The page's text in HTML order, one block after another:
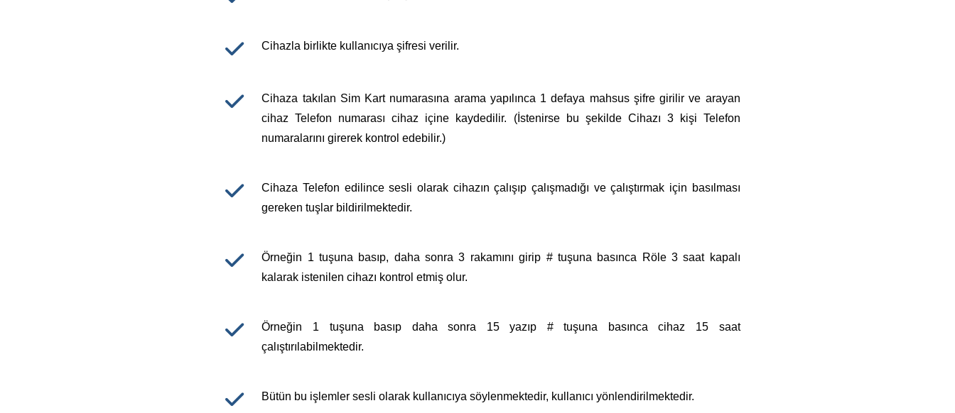
Cihazla birlikte kullanıcıya şifresi verilir.
Cihaza takılan Sim Kart numarasına arama yapılınca 1 defaya mahsus şifre girilir ve arayan
cihaz Telefon numarası cihaz içine kaydedilir. (İstenirse bu şekilde Cihazı 3 kişi Telefon
numaralarını girerek kontrol edebilir.)
Cihaza Telefon edilince sesli olarak cihazın çalışıp çalışmadığı ve çalıştırmak için basılması
gereken tuşlar bildirilmektedir.
Örneğin 1 tuşuna basıp, daha sonra 3 rakamını girip # tuşuna basınca Röle 3 saat kapalı
kalarak istenilen cihazı kontrol etmiş olur.
Örneğin 1 tuşuna basıp daha sonra 15 yazıp # tuşuna basınca cihaz 15 saat
çalıştırılabilmektedir.
Bütün bu işlemler sesli olarak kullanıcıya söylenmektedir, kullanıcı yönlendirilmektedir.